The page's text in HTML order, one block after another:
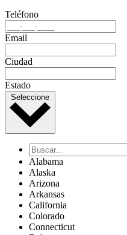
Teléfono
Email
Ciudad
Estado
Seleccione
Alabama
Alaska
Arizona
Arkansas
California
Colorado
Connecticut